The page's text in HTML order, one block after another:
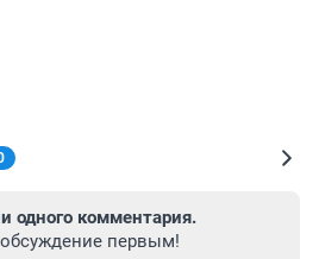
одного комментария.
первым!